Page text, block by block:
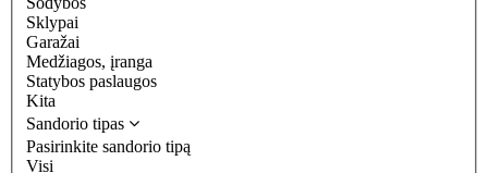
Sklypai
Garažai
Medžiagos, įranga
Statybos paslaugos
Kita
Sandorio tipas
Pasirinkite sandorio tipą
Visi